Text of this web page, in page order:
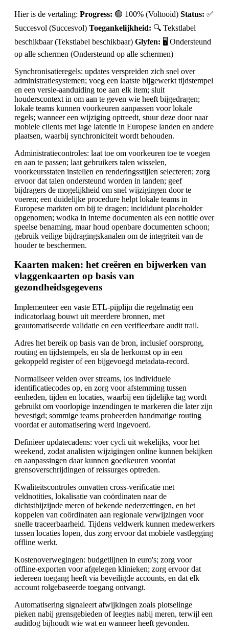
Hier is de vertaling: Progress: 🟢 100% (Voltooid) Status: ✅
Succesvol (Succesvol) Toegankelijkheid: 🔍 Tekstlabel
beschikbaar (Tekstlabel beschikbaar) Glyfen: 🖥️ Ondersteund
op alle schermen (Ondersteund op alle schermen)
Synchronisatieregels: updates verspreiden zich snel over
administratiesystemen; voeg een laatste bijgewerkt tijdstempel
en een versie-aanduiding toe aan elk item; sluit
houderscontext in om aan te geven wie heeft bijgedragen;
lokale teams kunnen voorkeuren aanpassen voor lokale
regels; wanneer een wijziging optreedt, stuur deze door naar
mobiele clients met lage latentie in Europese landen en andere
plaatsen, waarbij synchroniciteit wordt behouden.
Administratiecontroles: laat toe om voorkeuren toe te voegen
en aan te passen; laat gebruikers talen wisselen,
voorkeursstaten instellen en renderingsstijlen selecteren; zorg
ervoor dat talen ondersteund worden in landen; geef
bijdragers de mogelijkheid om snel wijzigingen door te
voeren; een duidelijke procedure helpt lokale teams in
Europese markten om bij te dragen; incididunt placeholder
opgenomen; wodka in interne documenten als een notitie over
speelse benaming, maar houd openbare documenten schoon;
gebruik veilige bijdragingskanalen om de integriteit van de
houder te beschermen.
Kaarten maken: het creëren en bijwerken van
vlaggenkaarten op basis van
gezondheidsgegevens
Implementeer een vaste ETL-pijplijn die regelmatig een
indicatorlaag bouwt uit meerdere bronnen, met
geautomatiseerde validatie en een verifieerbare audit trail.
Adres het bereik op basis van de bron, inclusief oorsprong,
routing en tijdstempels, en sla de herkomst op in een
gekoppeld register of een bijgevoegd metadata-record.
Normaliseer velden over streams, los individuele
identificatiecodes op, en zorg voor afstemming tussen
eenheden, tijden en locaties, waarbij een tijdelijke tag wordt
gebruikt om voorlopige inzendingen te markeren die later zijn
bevestigd; sommige teams probeerden handmatige routing
voordat er automatisering werd ingevoerd.
Definieer updatecadens: voer cycli uit wekelijks, voor het
weekend, zodat analisten wijzigingen online kunnen bekijken
en aanpassingen daar kunnen goedkeuren voordat
grensoverschrijdingen of reissurges optreden.
Kwaliteitscontroles omvatten cross-verificatie met
veldnotities, lokalisatie van coördinaten naar de
dichtstbijzijnde meren of bekende nederzettingen, en het
koppelen van coördinaten aan regionale verwijzingen voor
snelle traceerbaarheid. Tijdens veldwerk kunnen medewerkers
tussen locaties lopen, dus zorg ervoor dat mobiele vastlegging
offline werkt.
Kostenoverwegingen: budgetlijnen in euro's; zorg voor
offline-exporten voor afgelegen klinieken; zorg ervoor dat
iedereen toegang heeft via beveiligde accounts, en dat elk
account rolgebaseerde toegang ontvangt.
Automatisering signaleert afwijkingen zoals plotselinge
pieken nabij grensgebieden of leegtes nabij meren, terwijl een
auditlog bijhoudt wie wat en wanneer heeft gevonden.